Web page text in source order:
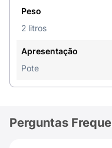
Peso
2 litros
Apresentação
Pote
Perguntas